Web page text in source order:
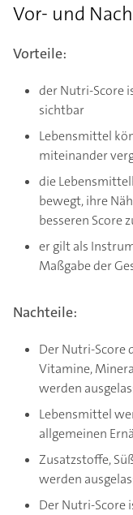
Vor- und
Vorteile:
der Nutri-Score
sichtbar
Lebensmittel
miteinander
die
bewegt, ihre
besseren Score
er gilt als
Maßgabe der
Nachteile:
Der Nutri-Score
Vitamine,
werden
Lebensmittel
allgemeinen
Zusatzstoffe,
werden
Der Nutri-Score